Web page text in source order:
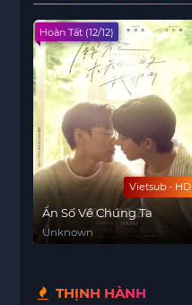
Vietsub - HD
Hoàn Tất (12/12)
Ẩn Số Về Chúng Ta
Unknown
THỊNH HÀNH